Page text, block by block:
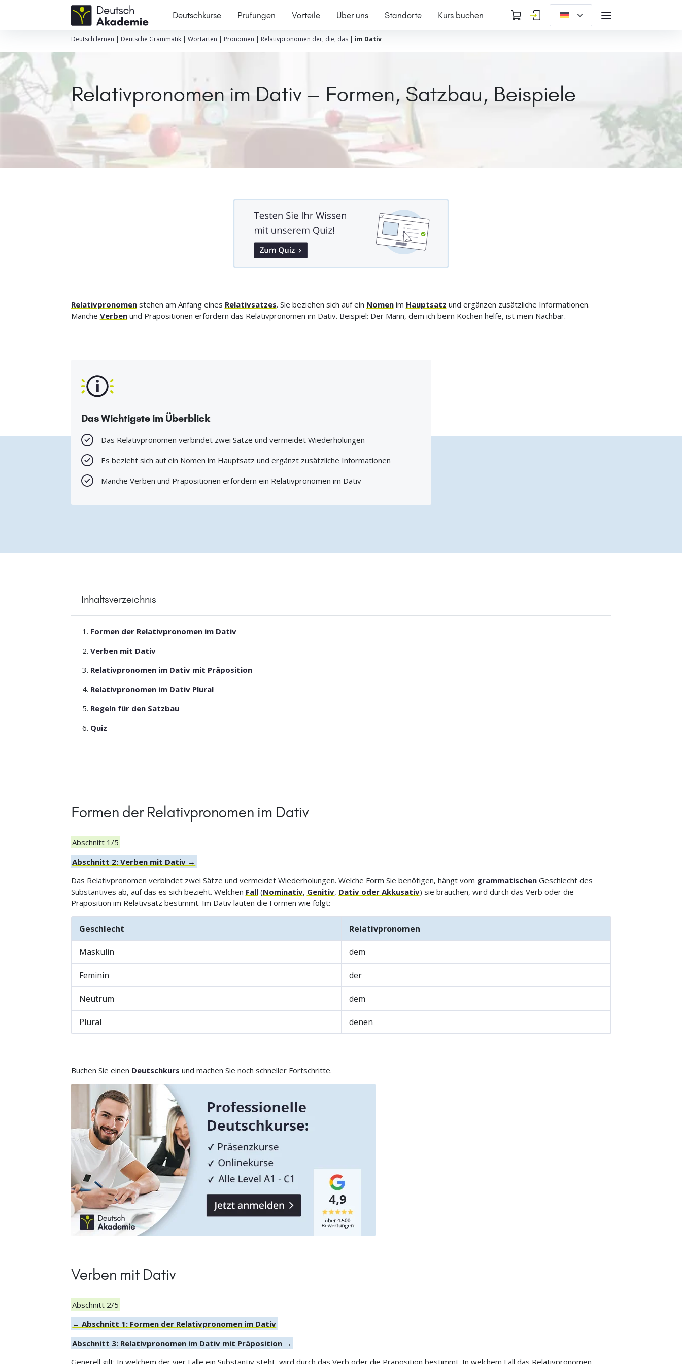
Deutschkurse Prüfungen Vorteile Über uns Standorte Kurs buchen
Deutsch lernen | Deutsche Grammatik| Wortarten | Pronomen | Relativpronomen der, die, das| im Dativ
Relativpronomen im Dativ – Formen, Satzbau, Beispiele
Relativpronomenstehen am Anfang eines Relativsatzes. Sie beziehen sich auf ein Nomenim Hauptsatz und ergänzen zusätzliche Informationen.
Manche Verbenund Präpositionen erfordern das Relativpronomen im Dativ. Beispiel: Der Mann, dem ich beim Kochen helfe, ist mein Nachbar.
Das Wichtigste im Überblick
Das Relativpronomen verbindet zwei Sätze und vermeidet Wiederholungen
Es bezieht sich auf ein Nomen im Hauptsatz und ergänzt zusätzliche Informationen
Manche Verben und Präpositionen erfordern ein Relativpronomen im Dativ
Inhaltsverzeichnis
Formen der Relativpronomen im Dativ
Verben mit Dativ
Relativpronomen im Dativ mit Präposition
Relativpronomen im Dativ Plural
Regeln für den Satzbau
Quiz
Formen der Relativpronomen im Dativ
Abschnitt 1/5
Abschnitt 2: Verben mit Dativ →
Das Relativpronomen verbindet zwei Sätze und vermeidet Wiederholungen. Welche Form Sie benötigen, hängt vom grammatischenGeschlecht des
Substantives ab, auf das es sich bezieht. Welchen Fall(Nominativ, Genitiv, Dativ oder Akkusativ) sie brauchen, wird durch das Verb oder die
Präposition im Relativsatz bestimmt. Im Dativ lauten die Formen wie folgt:
Geschlecht Relativpronomen
Maskulin dem
Feminin der
Neutrum dem
Plural denen
Buchen Sie einen Deutschkurs und machen Sie noch schneller Fortschritte.
Verben mit Dativ
Abschnitt 2/5
← Abschnitt 1: Formen der Relativpronomen im Dativ
Abschnitt 3: Relativpronomen im Dativ mit Präposition →